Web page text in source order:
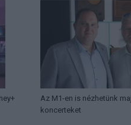
Az M1-en is nézhetünk
koncerteket